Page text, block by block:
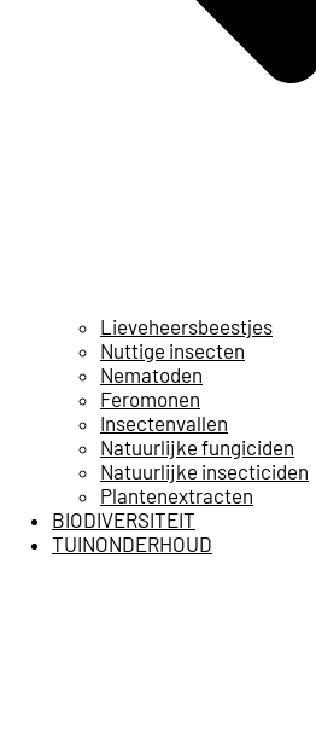
Lieveheersbeestjes
Nuttige insecten
Nematoden
Feromonen
Insectenvallen
Natuurlijke fungiciden
Natuurlijke insecticiden
Plantenextracten
BIODIVERSITEIT
TUINONDERHOUD